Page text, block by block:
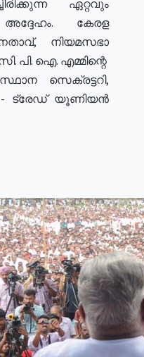
ഏറ്റവും
കേരള
നിയമസഭാ
പി. ഐ. എമ്മിന്റെ
സെക്രട്ടറി,
- ട്രേഡ് യൂണിയൻ